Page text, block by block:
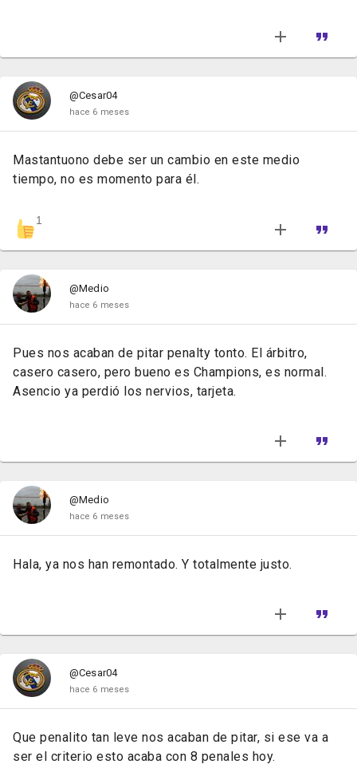
@Cesar04
hace 6 meses
Mastantuono debe ser un cambio en este medio
tiempo, no es momento para él.
1
@Medio
hace 6 meses
Pues nos acaban de pitar penalty tonto. El árbitro,
casero casero, pero bueno es Champions, es normal.
Asencio ya perdió los nervios, tarjeta.
@Medio
hace 6 meses
Hala, ya nos han remontado. Y totalmente justo.
@Cesar04
hace 6 meses
Que penalito tan leve nos acaban de pitar, si ese va a
ser el criterio esto acaba con 8 penales hoy.